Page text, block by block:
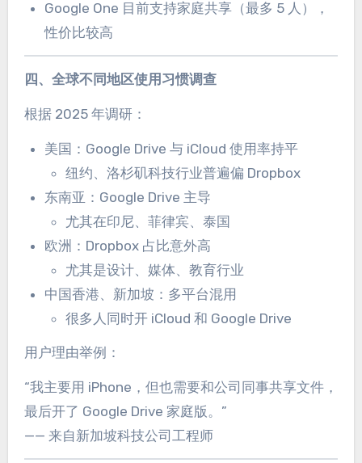
Google One 目前支持家庭共享（最多 5 人），
性价比较高
四、全球不同地区使用习惯调查
根据 2025 年调研：
美国：Google Drive 与 iCloud 使用率持平
纽约、洛杉矶科技行业普遍偏 Dropbox
东南亚：Google Drive 主导
尤其在印尼、菲律宾、泰国
欧洲：Dropbox 占比意外高
尤其是设计、媒体、教育行业
中国香港、新加坡：多平台混用
很多人同时开 iCloud 和 Google Drive
用户理由举例：
“我主要用 iPhone，但也需要和公司同事共享文件，
最后开了 Google Drive 家庭版。”
—— 来自新加坡科技公司工程师